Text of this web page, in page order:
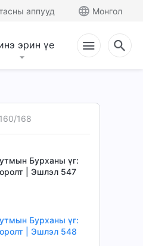
аппууд Монгол
эрин үе
160/168
Бурханы үг:
| Эшлэл 545
Бурханы үг:
| Эшлэл 546
Бурханы үг:
| Эшлэл 547
Бурханы үг:
| Эшлэл 548